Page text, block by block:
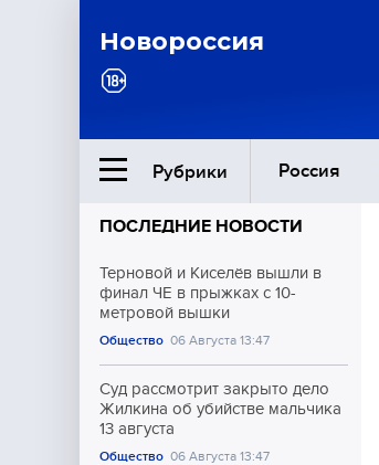
Новороссия
Рубрики Россия
Ближний Восток
Общество
Культура
ПОСЛЕДНИЕ НОВОСТИ
Терновой и Киселёв вышли в
финал ЧЕ в прыжках с 10-
метровой вышки
Общество 06 Августа 13:47
Суд рассмотрит закрыто дело
Жилкина об убийстве мальчика
13 августа
Общество 06 Августа 13:47